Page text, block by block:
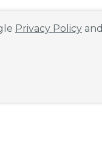
Privacy Policy and